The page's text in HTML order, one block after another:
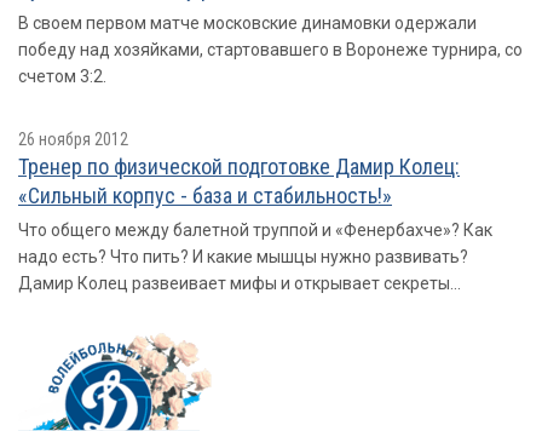
В своем первом матче московские динамовки одержали
победу над хозяйками, стартовавшего в Воронеже турнира, со
счетом 3:2.
26 ноября 2012
Тренер по физической подготовке Дамир Колец:
«Сильный корпус - база и стабильность!»
Что общего между балетной труппой и «Фенербахче»? Как
надо есть? Что пить? И какие мышцы нужно развивать?
Дамир Колец развеивает мифы и открывает секреты...